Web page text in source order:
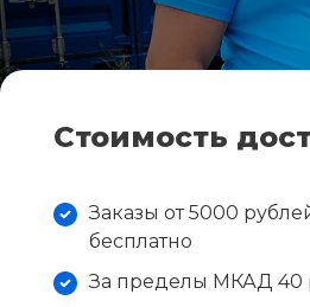
Стоимость
Заказы от 5000
бесплатно
За пределы МКАД 40